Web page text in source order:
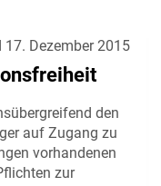
Dezember 2015
den
auf Zugang zu
vorhandenen
zur